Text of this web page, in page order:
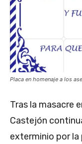
Placa en homenaje a los
Tras la masacre
Castejón
exterminio por